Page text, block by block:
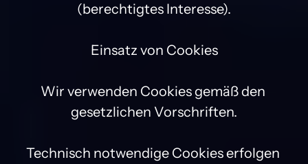
(berechtigtes Interesse).
Einsatz von Cookies
Wir verwenden Cookies gemäß den
gesetzlichen Vorschriften.
Technisch notwendige Cookies erfolgen